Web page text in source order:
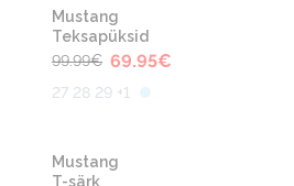
-30%
Mustang
Teksapüksid
99.99€ 69.95€
27 28 29 +1
-50%
Mustang
T-särk